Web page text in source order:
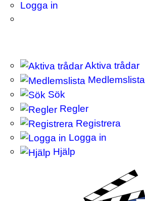
Logga in
Aktiva trådar
Medlemslista
Sök
Regler
Registrera
Logga in
Hjälp